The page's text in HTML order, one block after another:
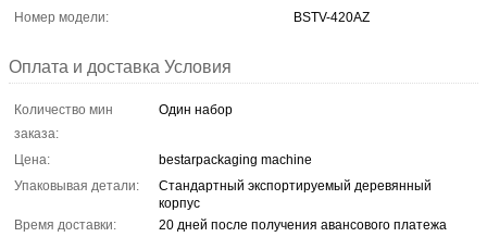
Номер модели:
BSTV-420AZ
Оплата и доставка Условия
Количество мин
заказа:
Один набор
Цена:
bestarpackaging machine
Упаковывая детали:
Стандартный экспортируемый деревянный
корпус
Время доставки:
20 дней после получения авансового платежа